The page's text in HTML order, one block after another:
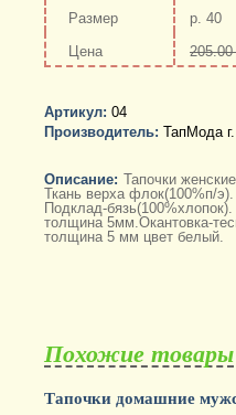
-р. 40
Артикул: 04
Производитель: ТапМода
Описание: Тапочки
Ткань верха флок(100%п/э).
Подклад-
толщина 5мм.Окантовка-
толщина 5 мм цвет белый.
Похожие товары
Тапочки домашние